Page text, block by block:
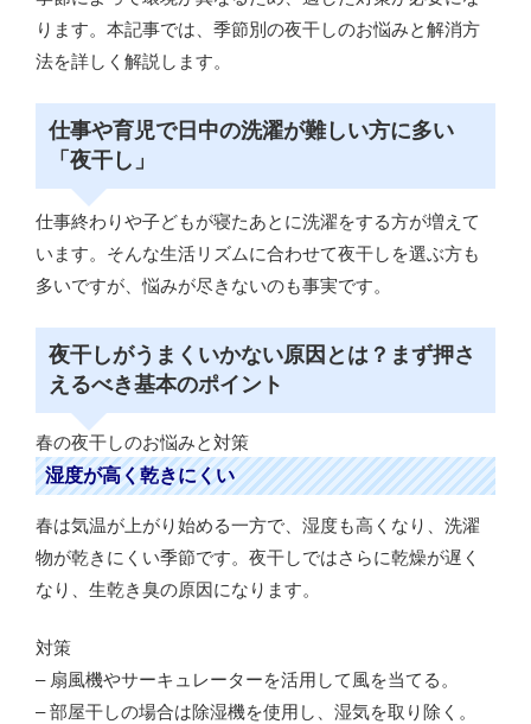
ります。本記事では、季節別の夜干しのお悩みと解消方
法を詳しく解説します。
仕事や育児で日中の洗濯が難しい方に多い
「夜干し」
仕事終わりや子どもが寝たあとに洗濯をする方が増えて
います。そんな生活リズムに合わせて夜干しを選ぶ方も
多いですが、悩みが尽きないのも事実です。
夜干しがうまくいかない原因とは？まず押さ
えるべき基本のポイント
春の夜干しのお悩みと対策
湿度が高く乾きにくい
春は気温が上がり始める一方で、湿度も高くなり、洗濯
物が乾きにくい季節です。夜干しではさらに乾燥が遅く
なり、生乾き臭の原因になります。
対策
– 扇風機やサーキュレーターを活用して風を当てる。
– 部屋干しの場合は除湿機を使用し、湿気を取り除く。